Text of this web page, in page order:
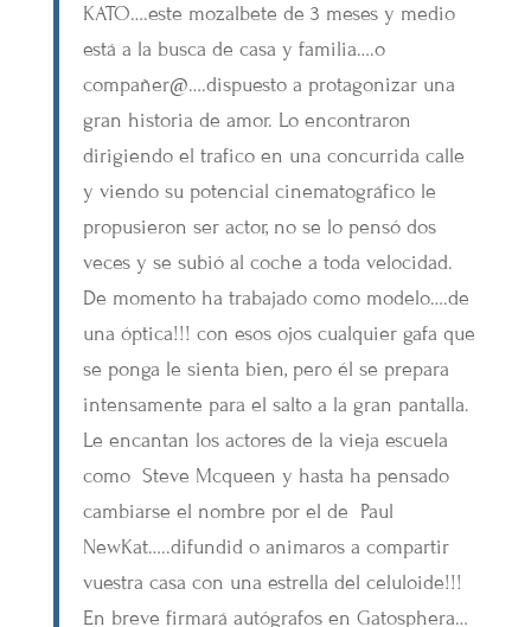
KATO….este mozalbete de 3 meses y medio
está a la busca de casa y familia….o
compañer@….dispuesto a protagonizar una
gran historia de amor. Lo encontraron
dirigiendo el trafico en una concurrida calle
y viendo su potencial cinematográfico le
propusieron ser actor, no se lo pensó dos
veces y se subió al coche a toda velocidad.
De momento ha trabajado como modelo….de
una óptica!!! con esos ojos cualquier gafa que
se ponga le sienta bien, pero él se prepara
intensamente para el salto a la gran pantalla.
Le encantan los actores de la vieja escuela
como Steve Mcqueen y hasta ha pensado
cambiarse el nombre por el de Paul
NewKat…..difundid o animaros a compartir
vuestra casa con una estrella del celuloide!!!
En breve firmará autógrafos en Gatosphera…